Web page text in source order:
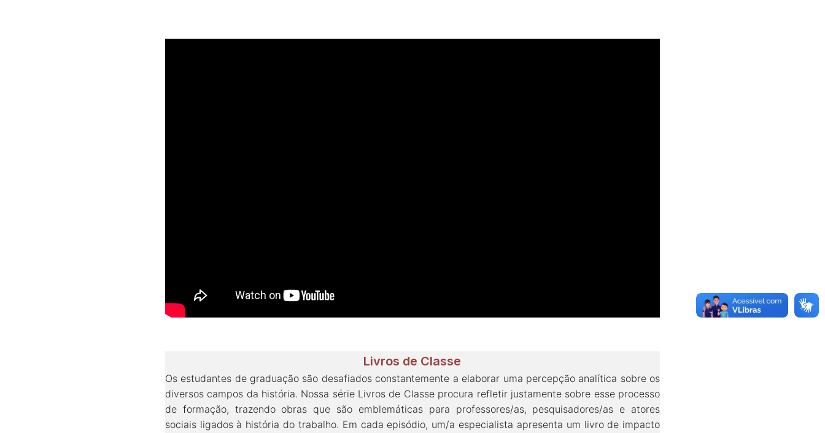
Livros de Classe
Os estudantes de graduação são desafiados constantemente a elaborar uma percepção analítica sobre os
diversos campos da história. Nossa série Livros de Classe procura refletir justamente sobre esse processo
de formação, trazendo obras que são emblemáticas para professores/as, pesquisadores/as e atores
sociais ligados à história do trabalho. Em cada episódio, um/a especialista apresenta um livro de impacto